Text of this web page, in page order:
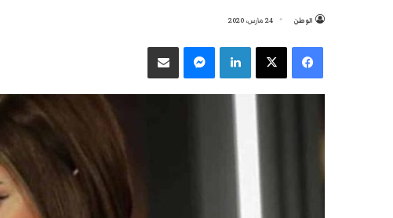
الوطن 24 مارس، 2020
فيسبوك ‫X لينكدإن ماسنجر مشاركة عبر البريد